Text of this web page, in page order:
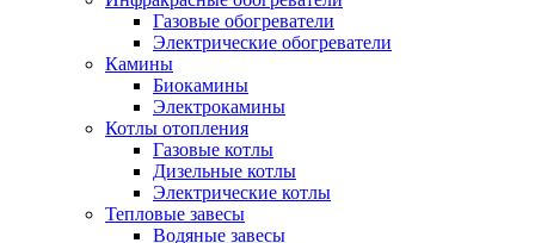
Газовые обогреватели
Электрические обогреватели
Камины
Биокамины
Электрокамины
Котлы отопления
Газовые котлы
Дизельные котлы
Электрические котлы
Тепловые завесы
Водяные завесы